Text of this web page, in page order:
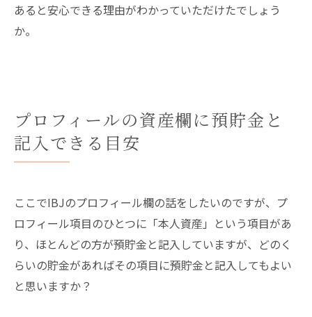
あると安心できる理由がわかっていただけたでしょう
か。
プロフィールの資産欄に預貯金と
記入できる目安
ここでIBJのプロフィール欄の話をしたいのですが、プ
ロフィール項目のひとつに「本人資産」という項目があ
り、ほとんどの方が預貯金と記入していますが、どのく
らいの貯金があればその項目に預貯金と記入してもよい
と思いますか？